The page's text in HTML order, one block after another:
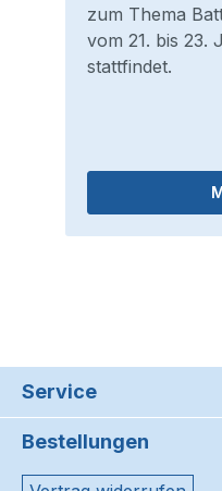
zum Thema
vom 21. bis 23.
stattfindet.
Service
Bestellungen